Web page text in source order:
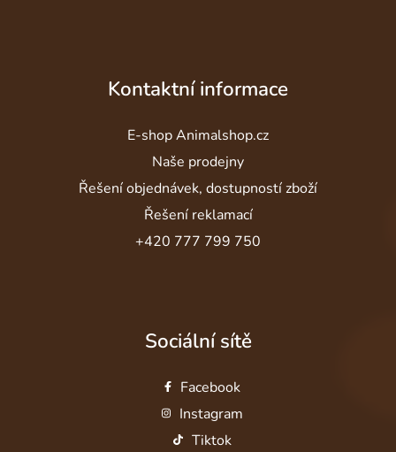
Kontaktní informace
E-shop Animalshop.cz
Naše prodejny
Řešení objednávek, dostupností zboží
Řešení reklamací
+420 777 799 750
Sociální sítě
Facebook
Instagram
Tiktok